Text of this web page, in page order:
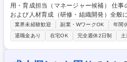
用・育成担当（マネージャー候補） 仕事の内容 人材採用（中途・新卒）
および人材育成（研修・組織開発）全般
や各事業責任者と密に連携し、経営戦略
していただきます。 ■経営戦略、事業方針に基づく採用計画および採用戦
略の立案、予算管理 ■各事業部の責任者
用広報やブランディング施策の企画・実
の推進、エージェントコントロール、各
業界未経験歓迎 副業・WワークOK 年間
退職金あり
在宅OK 完全週休2日制